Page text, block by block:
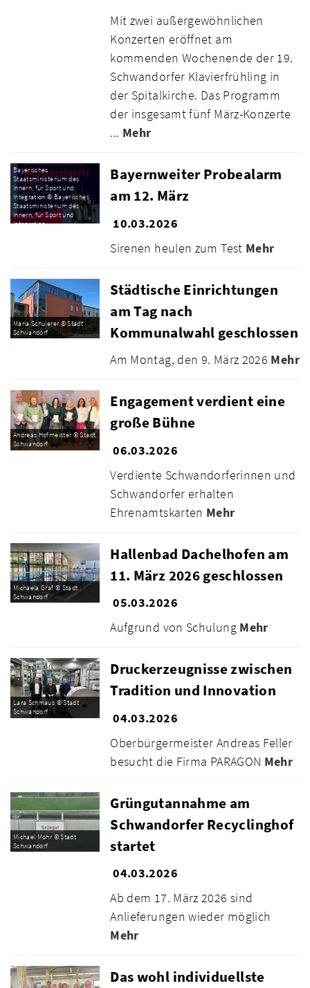
Mit zwei außergewöhnlichen
Konzerten eröffnet am
kommenden Wochenende der 19.
Schwandorfer Klavierfrühling in
der Spitalkirche. Das Programm
der insgesamt fünf März-Konzerte
... Mehr
Bayerisches
Staatsministerium des
Innern, für Sport und
Integration © Bayerisches
Staatsministerium des
Innern, für Sport und
Integration
Bayernweiter Probealarm
am 12. März
10.03.2026
Sirenen heulen zum Test Mehr
Maria Schuierer © Stadt
Schwandorf
Städtische Einrichtungen
am Tag nach
Kommunalwahl geschlossen
Am Montag, den 9. März 2026 Mehr
Andreas Hofmeister © Stadt
Schwandorf
Engagement verdient eine
große Bühne
06.03.2026
Verdiente Schwandorferinnen und
Schwandorfer erhalten
Ehrenamtskarten Mehr
Michaela Graf © Stadt
Schwandorf
Hallenbad Dachelhofen am
11. März 2026 geschlossen
05.03.2026
Aufgrund von Schulung Mehr
Lara Schmaus © Stadt
Schwandorf
Druckerzeugnisse zwischen
Tradition und Innovation
04.03.2026
Oberbürgermeister Andreas Feller
besucht die Firma PARAGON Mehr
Michael Mohr © Stadt
Schwandorf
Grüngutannahme am
Schwandorfer Recyclinghof
startet
04.03.2026
Ab dem 17. März 2026 sind
Anlieferungen wieder möglich
Mehr
Das wohl individuellste